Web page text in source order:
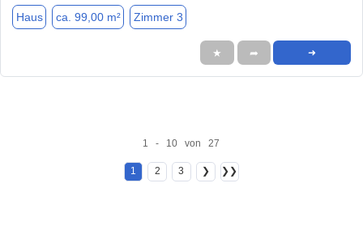
Haus ca. 99,00 m² Zimmer 3
★ ➦ ➜
1 - 10 von 27
1 2 3 ❯ ❯❯